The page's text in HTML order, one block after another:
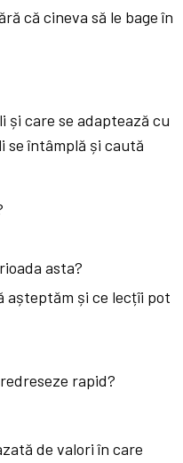
că cineva să le bage în
care se adaptează cu
se întâmplă și caută
asta?
așteptăm și ce lecțîi pot
rapid?
de valori în care